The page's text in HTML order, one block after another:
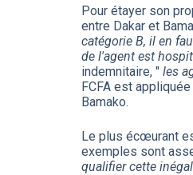
Pour étayer son
entre Dakar et
catégorie B, il en
de l'agent est
indemnitaire, " les
FCFA est
Bamako.
Le plus écœurant
exemples sont
qualifier cette